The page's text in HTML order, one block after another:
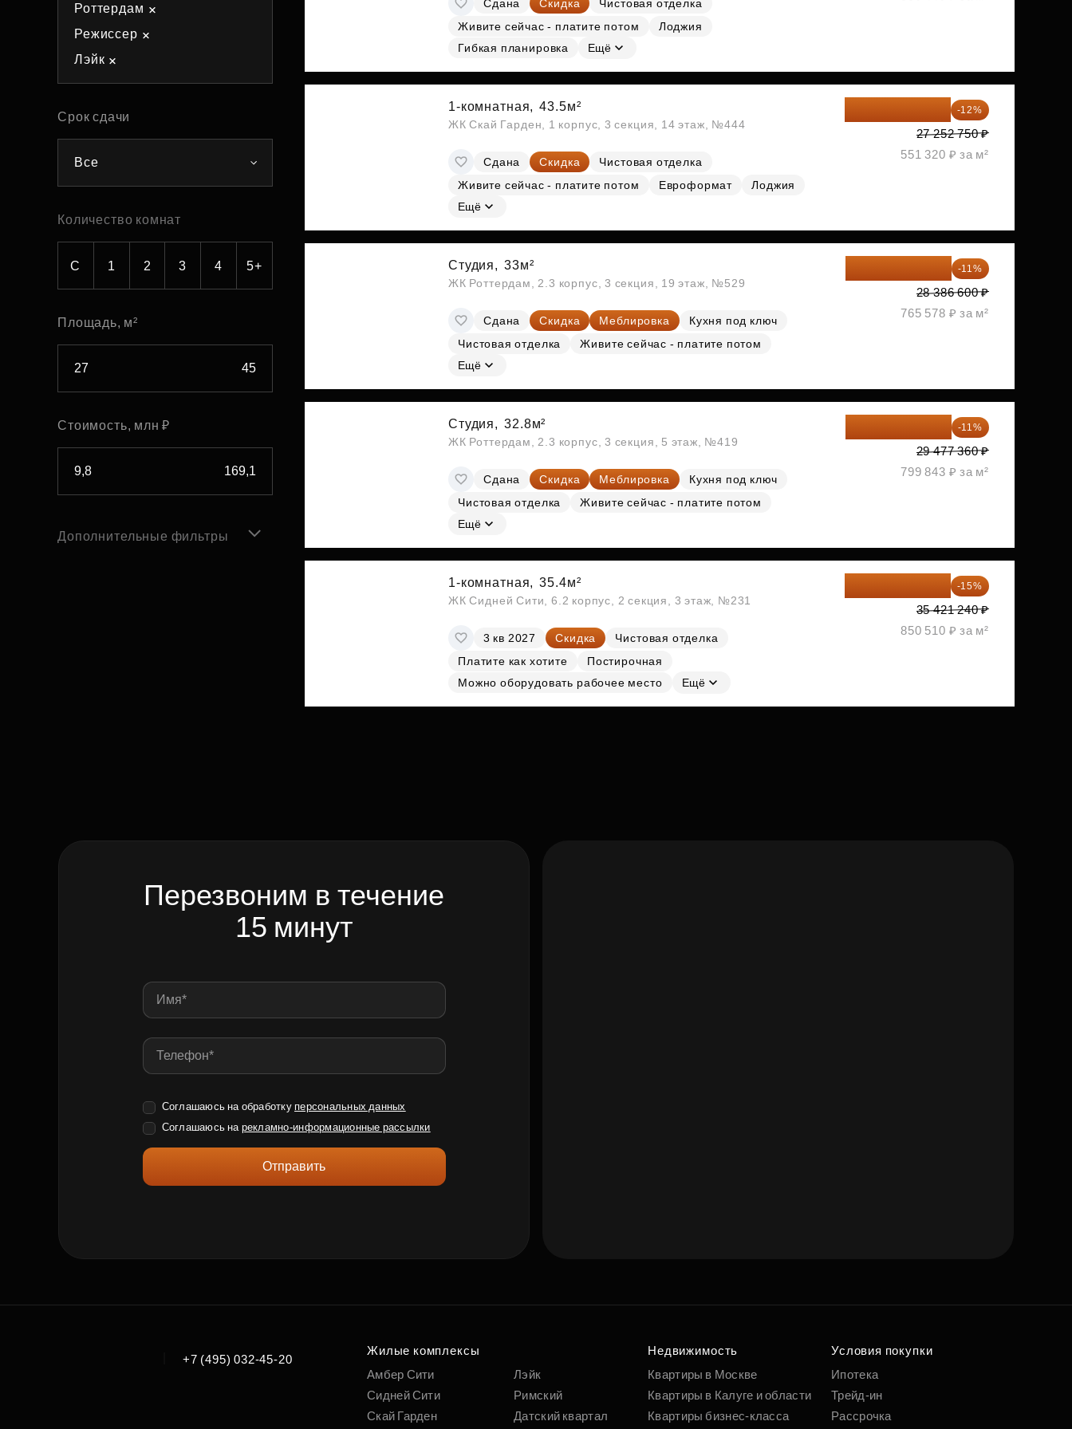
Субсидии
Роттердам
Режиссер
Лэйк
Срок сдачи
Все
Количество комнат
С 1 2 3 4 5+
Площадь, м²
Стоимость, млн ₽
Дополнительные фильтры
Сдана Скидка
Чистовая отделка
Живите сейчас - платите потом
Лоджия
Гибкая планировка
Ещё
1-комнатная, 43.5м²
ЖК Скай Гарден, 1 корпус, 3 секция, 14 этаж, №444
Сдана Скидка
Чистовая отделка
Живите сейчас - платите потом
Евроформат
Лоджия
Ещё
-12%
27 252 750 ₽
551 320 ₽ за м²
Студия, 33м²
ЖК Роттердам, 2.3 корпус, 3 секция, 19 этаж, №529
Сдана Скидка Меблировка
Кухня под ключ
Чистовая отделка
Живите сейчас - платите потом
Ещё
-11%
28 386 600 ₽
765 578 ₽ за м²
Студия, 32.8м²
ЖК Роттердам, 2.3 корпус, 3 секция, 5 этаж, №419
Сдана Скидка Меблировка
Кухня под ключ
Чистовая отделка
Живите сейчас - платите потом
Ещё
-11%
29 477 360 ₽
799 843 ₽ за м²
1-комнатная, 35.4м²
ЖК Сидней Сити, 6.2 корпус, 2 секция, 3 этаж, №231
3 кв 2027 Скидка
Чистовая отделка
Платите как хотите
Постирочная
Можно оборудовать рабочее место
Ещё
-15%
35 421 240 ₽
850 510 ₽ за м²
Перезвоним в течение
15 минут
Соглашаюсь на обработку персональных данных
Соглашаюсь на рекламно-информационные рассылки
Отправить
+7 (495) 032-45-20
Жилые комплексы
Амбер Сити
Сидней Сити
Скай Гарден
Лэйк
Римский
Датский квартал
Недвижимость
Квартиры в Москве
Квартиры в Калуге и области
Квартиры бизнес-класса
Условия покупки
Ипотека
Трейд-ин
Рассрочка